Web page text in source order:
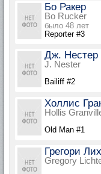
Бо Ракер
Bo Rucker
было 48 лет
Reporter #3
Дж. Нестер
J. Nester
Bailiff #2
Холлис
Hollis
Old Man #1
Грегори
Gregory